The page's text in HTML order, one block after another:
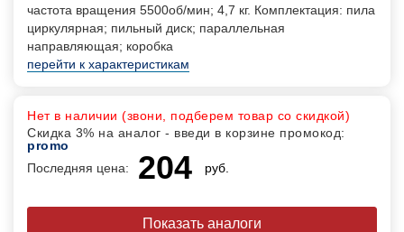
частота вращения 5500об/мин; 4,7 кг. Комплектация: пила
циркулярная; пильный диск; параллельная
направляющая; коробка
перейти к характеристикам
Нет в наличии (звони, подберем товар со скидкой)
Скидка 3% на аналог - введи в корзине промокод:
promo
Последняя цена:
204 руб.
Показать аналоги